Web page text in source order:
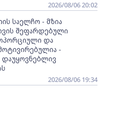
2026/08/06 20:02
საელჩო - მზია
შეფარდებული
და
-
2026/08/06 19:34